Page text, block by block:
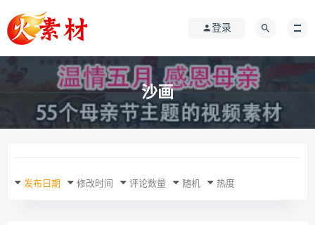
登录
沙画
发布日期 修改时间 评论数量 随机 热度